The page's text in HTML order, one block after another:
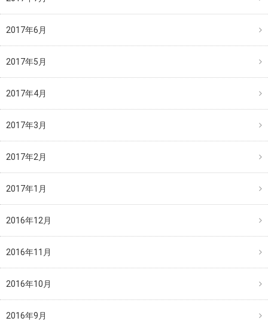
2017年6月
2017年5月
2017年4月
2017年3月
2017年2月
2017年1月
2016年12月
2016年11月
2016年10月
2016年9月